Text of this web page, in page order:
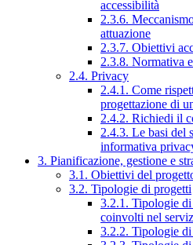
accessibilità
2.3.6.
attuazione
2.3.7. Obiettivi
2.3.8. Normativa
2.4. Privacy
2.4.1. Come
progettazione di
2.4.2. Richiedi il
2.4.3. Le basi del
informativa
3. Pianificazione, gestione e
3.1. Obiettivi del
3.2. Tipologie di progetti
3.2.1. Tipologie
coinvolti nel
3.2.2. Tipologie